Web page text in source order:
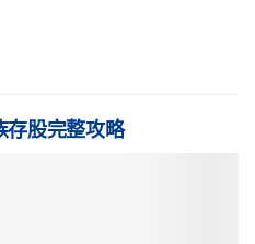
存股完整攻略